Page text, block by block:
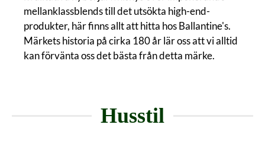
mellanklassblends till det utsökta high-end-
produkter, här finns allt att hitta hos Ballantine's.
Märkets historia på cirka 180 år lär oss att vi alltid
kan förvänta oss det bästa från detta märke.
Husstil